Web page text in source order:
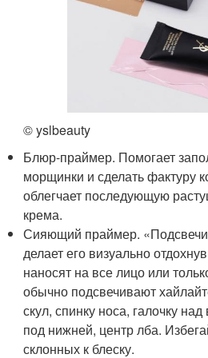
© yslbeauty
Блюр-праймер. Помогает
морщинки и сделать фактуру
облегчает последующую
крема.
Сияющий праймер.
делает его визуально
наносят на все лицо или
обычно подсвечивают
скул, спинку носа, галочку
под нижней, центр лба.
склонных к блеску.